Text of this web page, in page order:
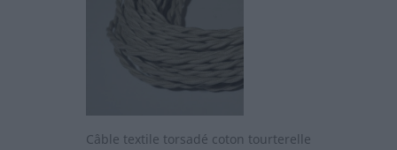
Câble textile torsadé coton tourterelle